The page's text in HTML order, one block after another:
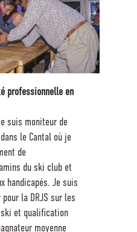
professionnelle en
suis moniteur de
le Cantal où je
de
du ski club et
handicapés. Je suis
la DRJS sur les
et qualification
moyenne